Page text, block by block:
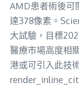
AMD患者術後可
達378像素。
大試驗，目標
醫療市場高度相
港或可引入此技